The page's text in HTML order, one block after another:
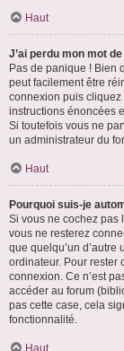
Haut
J’ai perdu mon mot
Pas de panique ! Bien
peut facilement être
connexion puis cliquez
instructions énoncées
Si toutefois vous ne
un administrateur du
Haut
Pourquoi suis-je
Si vous ne cochez pas
vous ne resterez
que quelqu’un
ordinateur. Pour rester
connexion. Ce n’est
accéder au forum
pas cette case, cela
fonctionnalité.
Haut